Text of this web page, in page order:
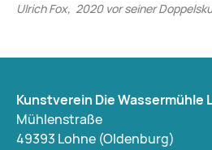
Ulrich Fox, 2020 vor seiner
Kunstverein Die Wassermühle
Mühlenstraße
49393 Lohne (Oldenburg)